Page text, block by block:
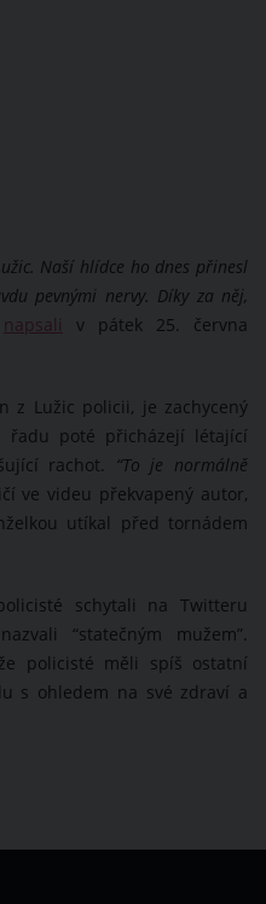
Naší hlídce ho dnes přinesl
pevnými nervy. Díky za něj,
napsali
v pátek 25. června
z Lužic policii, je zachycený
řadu poté přicházejí létající
rachot. “To je normálně
ve videu překvapený autor,
utíkal před tornádem
schytali na Twitteru
“statečným mužem”.
policisté měli spíš ostatní
s ohledem na své zdraví a